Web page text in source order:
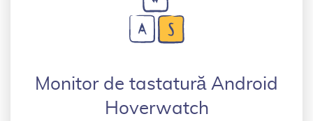
Monitor de tastatură Android
Hoverwatch